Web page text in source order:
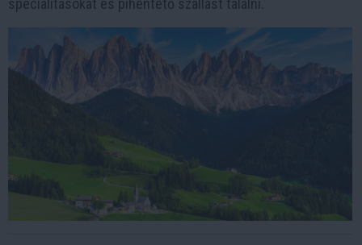
specialitásokat és pihentető szállást találni.